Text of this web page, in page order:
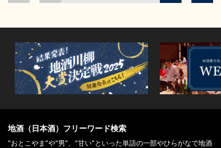
地酒（日本酒）フリーワード検索
“おとこやま”や“男”、”甘い”といった単語の一部やひらがなで地酒